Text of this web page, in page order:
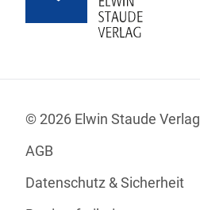
© 2026 Elwin Staude Verlag
AGB
Datenschutz & Sicherheit